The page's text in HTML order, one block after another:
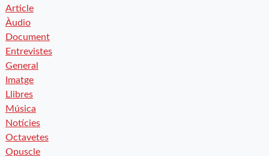
Article
Àudio
Document
Entrevistes
General
Imatge
Llibres
Música
Notícies
Octavetes
Opuscle